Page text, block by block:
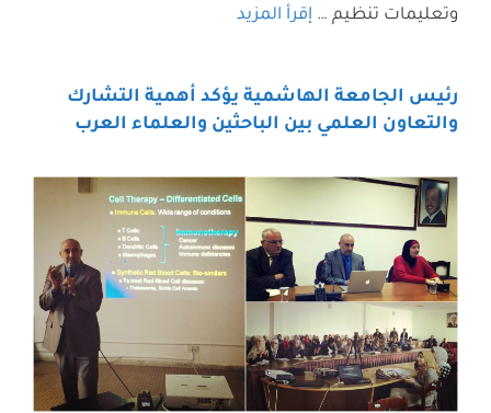
وتعليمات تنظيم … إقرأ المزيد
رئيس الجامعة الهاشمية يؤكد أهمية التشارك
والتعاون العلمي بين الباحثين والعلماء العرب